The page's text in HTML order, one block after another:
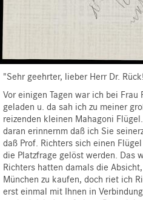
"Sehr geehrter, lieber Herr Dr. Rück!
Vor einigen Tagen war ich bei Frau
geladen u. da sah ich zu meiner
reizenden kleinen Mahagoni
daran erinnernm daß ich Sie
daß Prof. Richters sich einen
die Platzfrage gelöst werden. Das
Richters hatten damals die
München zu kaufen, doch riet ich
erst einmal mit Ihnen in